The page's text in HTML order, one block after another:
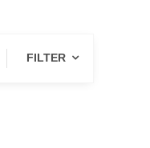
FILTER